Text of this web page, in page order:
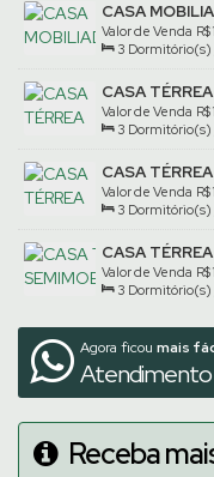
CASA
AMIZADE
R$
Valor de Venda
Catarina, Brasil
3 Dormitório(s)
CASA
QUARTOS | R$
Valor de Venda
Catarina, Brasil
3 Dormitório(s)
CASA
ESTRADA
R$
Valor de Venda
Catarina, Brasil
3 Dormitório(s)
CASA
QUARTOS | R$
Valor de Venda
Santa Catarina,
3 Dormitório(s)
Agora ficou mais
Receba